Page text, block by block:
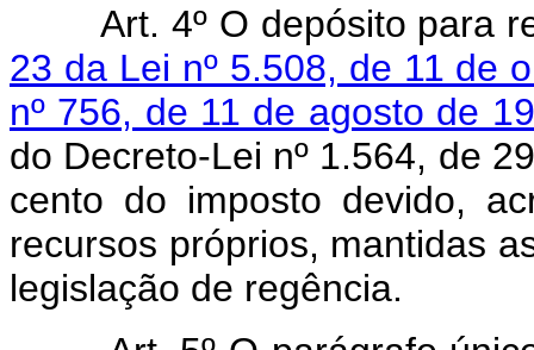
Art. 4º O depósito para
23 da Lei nº 5.508, de 11 de
nº 756, de 11 de agosto de
do Decreto-Lei nº 1.564, de
cento do imposto devido,
recursos próprios, mantidas
legislação de regência.